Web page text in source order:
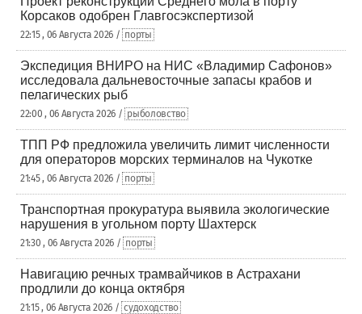
Корсаков одобрен Главгосэкспертизой
22:15 , 06 Августа 2026 / порты
Экспедиция ВНИРО на НИС «Владимир Сафонов»
исследовала дальневосточные запасы крабов и
пелагических рыб
22:00 , 06 Августа 2026 / рыболовство
ТПП РФ предложила увеличить лимит численности
для операторов морских терминалов на Чукотке
21:45 , 06 Августа 2026 / порты
Транспортная прокуратура выявила экологические
нарушения в угольном порту Шахтерск
21:30 , 06 Августа 2026 / порты
Навигацию речных трамвайчиков в Астрахани
продлили до конца октября
21:15 , 06 Августа 2026 / судоходство